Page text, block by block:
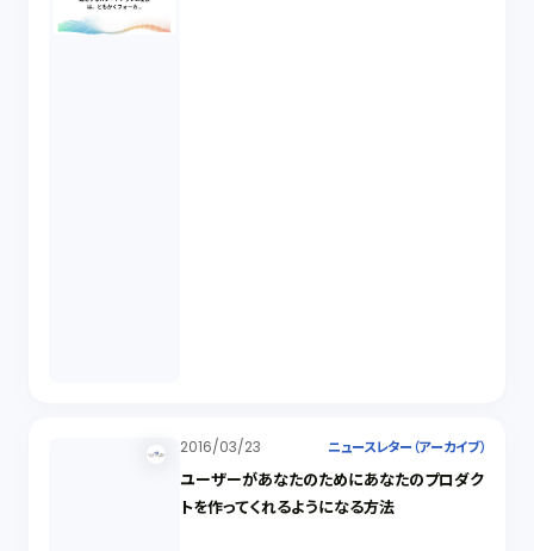
2016/03/23 ニュースレター（アーカイブ）
ユーザーがあなたのためにあなたのプロダク
トを作ってくれるようになる方法